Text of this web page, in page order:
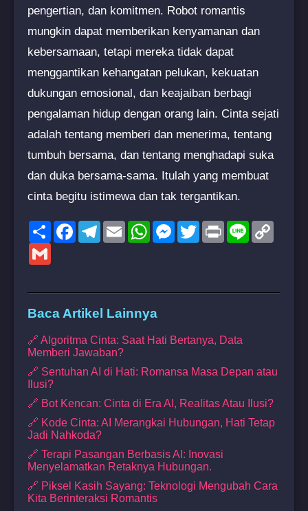
pengertian, dan komitmen. Robot romantis
mungkin dapat memberikan kenyamanan dan
kebersamaan, tetapi mereka tidak dapat
menggantikan kehangatan pelukan, kekuatan
dukungan emosional, dan keajaiban berbagi
pengalaman hidup dengan orang lain. Cinta sejati
adalah tentang memberi dan menerima, tentang
tumbuh bersama, dan tentang menghadapi suka
dan duka bersama-sama. Itulah yang membuat
cinta begitu istimewa dan tak tergantikan.
ShareFacebookTelegram
EmailWhatsAppMessenger
TwitterPrint Line
Baca Artikel Lainnya
🔗 Algoritma Cinta: Saat Hati Bertanya, Data
Memberi Jawaban?
🔗 Sentuhan AI di Hati: Romansa Masa Depan atau
Ilusi?
🔗 Bot Kencan: Cinta di Era AI, Realitas Atau Ilusi?
🔗 Kode Cinta: AI Merangkai Hubungan, Hati Tetap
Jadi Nahkoda?
🔗 Terapi Pasangan Berbasis AI: Inovasi
Menyelamatkan Retaknya Hubungan.
🔗 Piksel Kasih Sayang: Teknologi Mengubah Cara
Kita Berinteraksi Romantis